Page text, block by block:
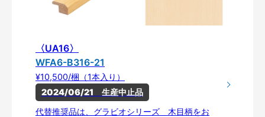
〈UA16〉
WFA6-B316-21
¥10,500/梱（1本入り）
2024/06/21　生産中止品
代替推奨品は、グラビオシリーズ 木目柄をお